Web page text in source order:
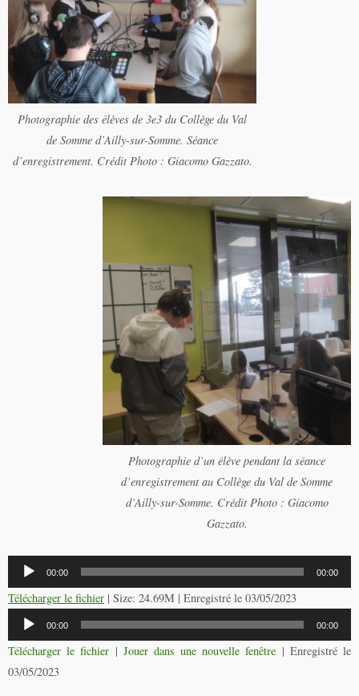
Photographie des élèves de 3e3 du Collège du Val
de Somme d’Ailly-sur-Somme. Séance
d’enregistrement. Crédit Photo : Giacomo Gazzato.
Photographie d’un élève pendant la séance
d’enregistrement au Collège du Val de Somme
d’Ailly-sur-Somme. Crédit Photo : Giacomo
Gazzato.
00:00 00:00
Télécharger le fichier | Size: 24.69M | Enregistré le 03/05/2023
Lecteur
audio
00:00 00:00
Télécharger le fichier | Jouer dans une nouvelle fenêtre | Enregistré le
03/05/2023